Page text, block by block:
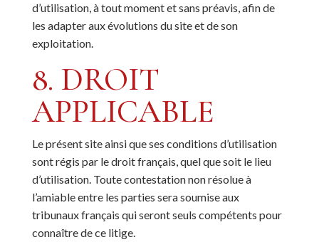
d’utilisation, à tout moment et sans préavis, afin de
les adapter aux évolutions du site et de son
exploitation.
8. DROIT
APPLICABLE
Le présent site ainsi que ses conditions d’utilisation
sont régis par le droit français, quel que soit le lieu
d’utilisation. Toute contestation non résolue à
l’amiable entre les parties sera soumise aux
tribunaux français qui seront seuls compétents pour
connaître de ce litige.